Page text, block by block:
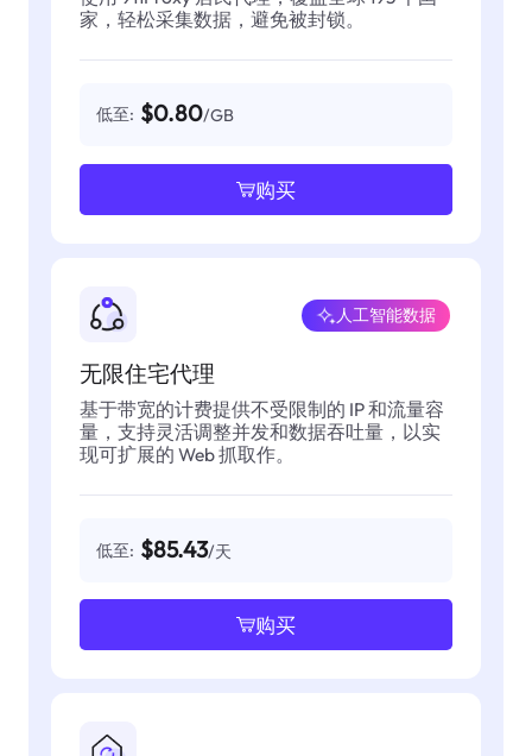
家，轻松采集数据，避免被封锁。
低至: $0.80/GB
购买
无限住宅代理
人工智能数据
基于带宽的计费提供不受限制的 IP 和流量容
量，支持灵活调整并发和数据吞吐量，以实
现可扩展的 Web 抓取作。
低至: $85.43/天
购买